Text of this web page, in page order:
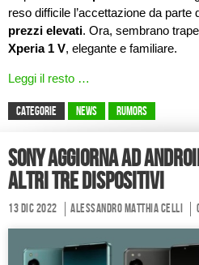
reso difficile l’accettazione da
prezzi elevati. Ora, sembrano
Xperia 1 V, elegante e familiare.
Leggi il resto …
CATEGORIE News Rumors
Sony aggiorna ad
altri tre dispositivi
13 Dic 2022 Alessandro Matthia Celli